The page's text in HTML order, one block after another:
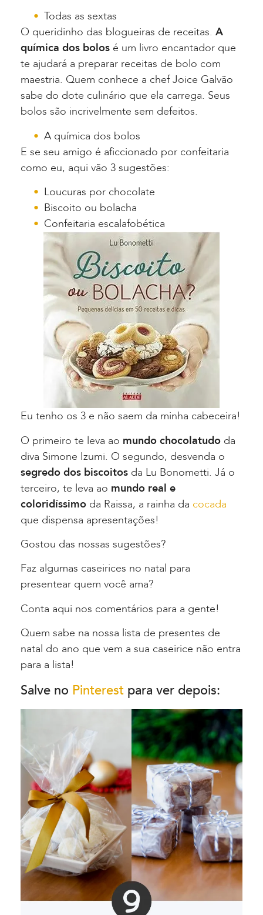
Todas as sextas
O queridinho das blogueiras de receitas. A
química dos bolos é um livro encantador que
te ajudará a preparar receitas de bolo com
maestria. Quem conhece a chef Joice Galvão
sabe do dote culinário que ela carrega. Seus
bolos são incrivelmente sem defeitos.
A química dos bolos
E se seu amigo é aficcionado por confeitaria
como eu, aqui vão 3 sugestões:
Loucuras por chocolate
Biscoito ou bolacha
Confeitaria escalafobética
Eu tenho os 3 e não saem da minha cabeceira!
O primeiro te leva ao mundo chocolatudo da
diva Simone Izumi. O segundo, desvenda o
segredo dos biscoitos da Lu Bonometti. Já o
terceiro, te leva ao mundo real e
coloridíssimo da Raissa, a rainha da cocada
que dispensa apresentações!
Gostou das nossas sugestões?
Faz algumas caseirices no natal para
presentear quem você ama?
Conta aqui nos comentários para a gente!
Quem sabe na nossa lista de presentes de
natal do ano que vem a sua caseirice não entra
para a lista!
Salve no Pinterest para ver depois: